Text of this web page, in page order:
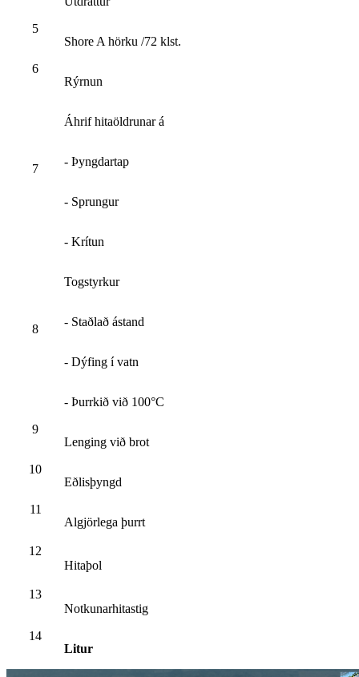
5
Shore A hörku /72 klst.
6
Rýrnun
7
Áhrif hitaöldrunar á
- Þyngdartap
- Sprungur
- Krítun
8
Togstyrkur
- Staðlað ástand
- Dýfing í vatn
- Þurrkið við 100°C
9
Lenging við brot
10
Eðlisþyngd
11
Algjörlega þurrt
12
Hitaþol
13
Notkunarhitastig
14
Litur